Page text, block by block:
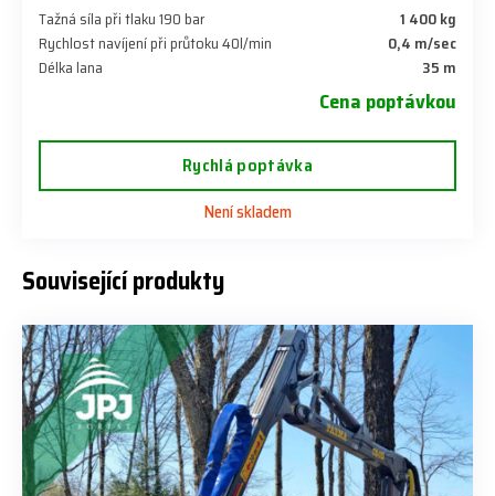
Tažná síla při tlaku 190 bar
1 400 kg
Rychlost navíjení při průtoku 40l/min
0,4 m/sec
Délka lana
35 m
Cena poptávkou
Rychlá poptávka
Není skladem
Související produkty